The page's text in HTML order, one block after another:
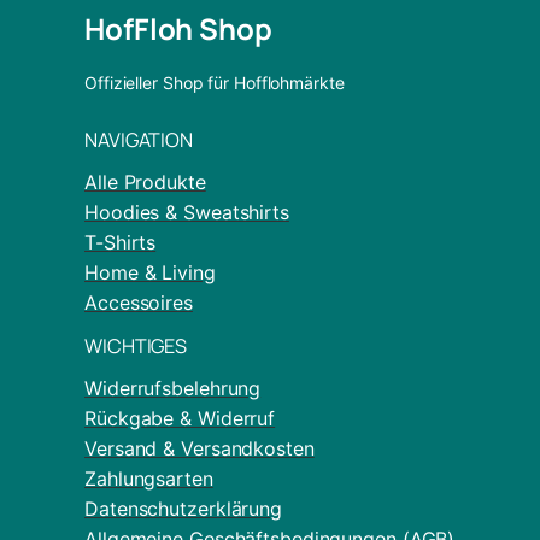
HofFloh Shop
Offizieller Shop für Hofflohmärkte
NAVIGATION
Alle Produkte
Hoodies & Sweatshirts
T-Shirts
Home & Living
Accessoires
WICHTIGES
Widerrufsbelehrung
Rückgabe & Widerruf
Versand & Versandkosten
Zahlungsarten
Datenschutzerklärung